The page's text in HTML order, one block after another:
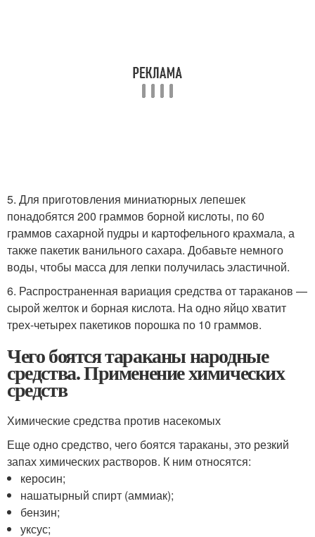
5. Для приготовления миниатюрных лепешек
понадобятся 200 граммов борной кислоты, по 60
граммов сахарной пудры и картофельного крахмала, а
также пакетик ванильного сахара. Добавьте немного
воды, чтобы масса для лепки получилась эластичной.
6. Распространенная вариация средства от тараканов —
сырой желток и борная кислота. На одно яйцо хватит
трех-четырех пакетиков порошка по 10 граммов.
Чего боятся тараканы народные
средства. Применение химических
средств
Химические средства против насекомых
Еще одно средство, чего боятся тараканы, это резкий
запах химических растворов. К ним относятся:
керосин;
нашатырный спирт (аммиак);
бензин;
уксус;